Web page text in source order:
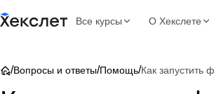
Все курсы О Хекслете
/Вопросы и ответы/Помощь/Как запустить